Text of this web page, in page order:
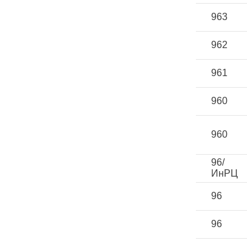
963
962
961
960
960
96/
ИнРЦ
96
96